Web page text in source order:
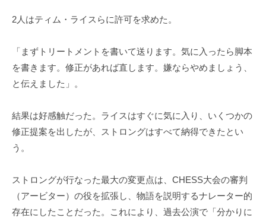
2人はティム・ライスらに許可を求めた。
「まずトリートメントを書いて送ります。気に入ったら脚本
を書きます。修正があれば直します。嫌ならやめましょう、
と伝えました」。
結果は好感触だった。ライスはすぐに気に入り、いくつかの
修正提案を出したが、ストロングはすべて納得できたとい
う。
ストロングが行なった最大の変更点は、CHESS大会の審判
（アービター）の役を拡張し、物語を説明するナレーター的
存在にしたことだった。これにより、過去公演で「分かりに